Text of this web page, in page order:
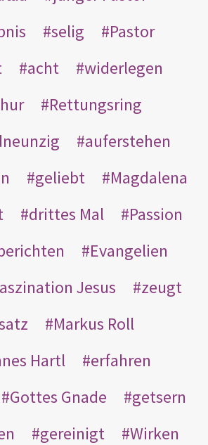
selig
Pastor
acht
widerlegen
Rettungsring
auferstehen
geliebt
Magdalena
drittes Mal
Passion
Evangelien
Jesus
zeugt
Markus Roll
Hartl
erfahren
Gottes Gnade
getsern
gereinigt
Wirken